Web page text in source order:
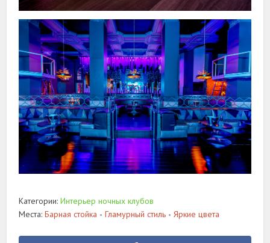
Категории:Интерьер ночных клубов
Места:Барная стойка • Гламурный стиль • Яркие цвета